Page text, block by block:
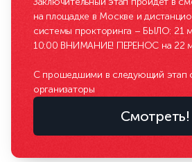
на площадке в Москве и
системы прокторинга – БЫЛО: 21
10:00 ВНИМАНИЕ! ПЕРЕНОС на 22
С прошедшими в следующий этап
организаторы
Смотреть!